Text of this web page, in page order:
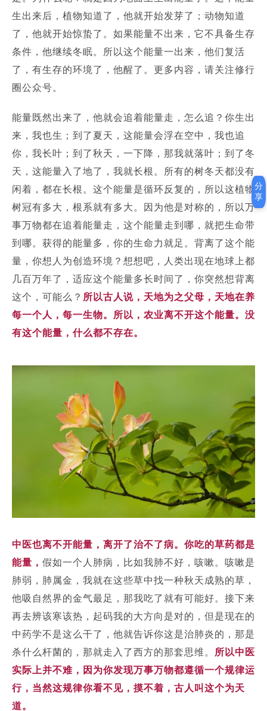
生出来后，植物知道了，他就开始发芽了； 动物知道
了，他就开始惊蛰了。 如果能量不出来，它不具备生存
条件，他继续冬眠。 所以这个能量一出来，他们复活
了，有生存的环境了，他醒了。 更多内容，请关注修行
圈公众号。
能量既然出来了，他就会追着能量走，怎么追？你生出
来，我也生；到了夏天，这能量会浮在空中，我也追
你，我长叶；到了秋天，一下降，那我就落叶；到了冬
天，这能量入了地了，我就长根。所有的树冬天都没有
闲着，都在长根。这个能量是循环反复的，所以这植物
树冠有多大，根系就有多大。因为他是对称的，所以万
事万物都在追着能量走，这个能量走到哪，就把生命带
到哪。获得的能量多，你的生命力就足。背离了这个能
量，你想人为创造环境？想想吧，人类出现在地球上都
几百万年了，适应这个能量多长时间了，你突然想背离
这个，可能么？ 所以古人说，天地为之父母，天地在养
每一个人，每一生物。所以，农业离不开这个能量。没
有这个能量，什么都不存在。
中医也离不开能量，离开了治不了病。你吃的草药都是
能量， 假如一个人肺病，比如我肺不好，咳嗽。咳嗽是
肺弱，肺属金，我就在这些草中找一种秋天成熟的草，
他吸自然界的金气最足，那我吃了就有可能好。接下来
再去辨该寒该热，起码我的大方向是对的，但是现在的
中药学不是这么干了，他就告诉你这是治肺炎的，那是
杀什么杆菌的，那就走入了西方的那套思维。 所以中医
实际上并不难，因为你发现万事万物都遵循一个规律运
行，当然这规律你看不见，摸不着，古人叫这个为天
道。
分
享